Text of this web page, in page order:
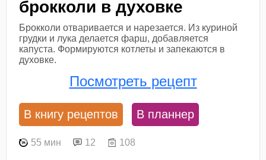
брокколи в духовке
Брокколи отваривается и нарезается. Из куриной
грудки и лука делается фарш, добавляется
капуста. Формируются котлеты и запекаются в
духовке.
Посмотреть рецепт
В книгу рецептов В планнер
55 мин 12 108